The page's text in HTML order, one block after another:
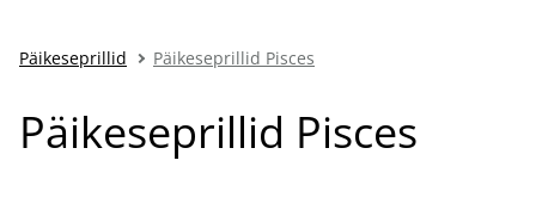
Päikeseprillid Päikeseprillid Pisces
Päikeseprillid Pisces